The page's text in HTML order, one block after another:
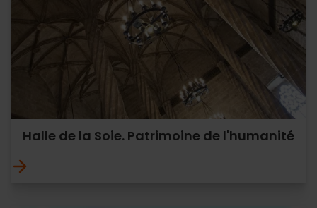
Halle de la Soie. Patrimoine de l'humanité